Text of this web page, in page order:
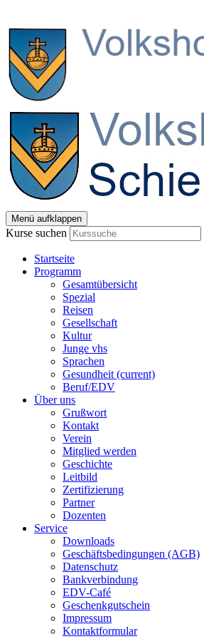
Menü aufklappen
Kurse suchen
Startseite
Programm
Gesamtübersicht
Spezial
Reisen
Gesellschaft
Kultur
Junge vhs
Sprachen
Gesundheit (current)
Beruf/EDV
Über uns
Grußwort
Kontakt
Verein
Mitglied werden
Geschichte
Leitbild
Zertifizierung
Partner
Dozenten
Service
Downloads
Geschäftsbedingungen (AGB)
Datenschutz
Bankverbindung
EDV-Café
Geschenkgutschein
Impressum
Kontaktformular